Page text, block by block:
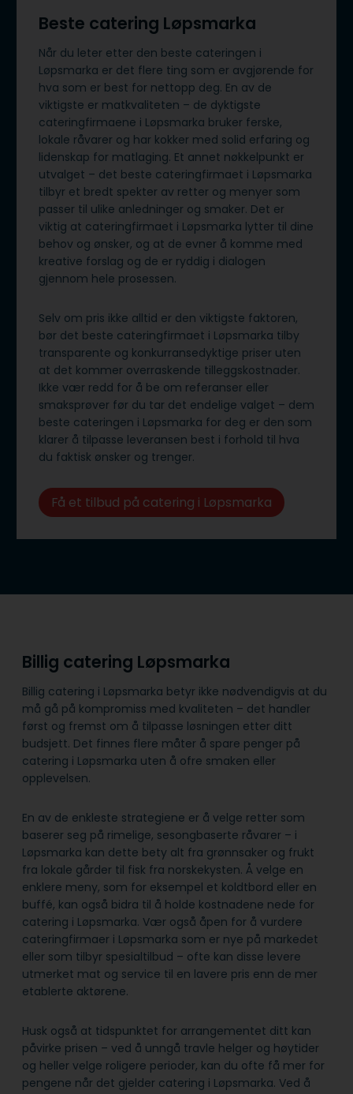
Beste catering Løpsmarka
Når du leter etter den beste cateringen i
Løpsmarka er det flere ting som er avgjørende for
hva som er best for nettopp deg. En av de
viktigste er matkvaliteten – de dyktigste
cateringfirmaene i Løpsmarka bruker ferske,
lokale råvarer og har kokker med solid erfaring og
lidenskap for matlaging. Et annet nøkkelpunkt er
utvalget – det beste cateringfirmaet i Løpsmarka
tilbyr et bredt spekter av retter og menyer som
passer til ulike anledninger og smaker. Det er
viktig at cateringfirmaet i Løpsmarka lytter til dine
behov og ønsker, og at de evner å komme med
kreative forslag og de er ryddig i dialogen
gjennom hele prosessen.
Selv om pris ikke alltid er den viktigste faktoren,
bør det beste cateringfirmaet i Løpsmarka tilby
transparente og konkurransedyktige priser uten
at det kommer overraskende tilleggskostnader.
Ikke vær redd for å be om referanser eller
smaksprøver før du tar det endelige valget – dem
beste cateringen i Løpsmarka for deg er den som
klarer å tilpasse leveransen best i forhold til hva
du faktisk ønsker og trenger.
Få et tilbud på catering i Løpsmarka
Billig catering Løpsmarka
Billig catering i Løpsmarka betyr ikke nødvendigvis at du
må gå på kompromiss med kvaliteten – det handler
først og fremst om å tilpasse løsningen etter ditt
budsjett. Det finnes flere måter å spare penger på
catering i Løpsmarka uten å ofre smaken eller
opplevelsen.
En av de enkleste strategiene er å velge retter som
baserer seg på rimelige, sesongbaserte råvarer – i
Løpsmarka kan dette bety alt fra grønnsaker og frukt
fra lokale gårder til fisk fra norskekysten. Å velge en
enklere meny, som for eksempel et koldtbord eller en
buffé, kan også bidra til å holde kostnadene nede for
catering i Løpsmarka. Vær også åpen for å vurdere
cateringfirmaer i Løpsmarka som er nye på markedet
eller som tilbyr spesialtilbud – ofte kan disse levere
utmerket mat og service til en lavere pris enn de mer
etablerte aktørene.
Husk også at tidspunktet for arrangementet ditt kan
påvirke prisen – ved å unngå travle helger og høytider
og heller velge roligere perioder, kan du ofte få mer for
pengene når det gjelder catering i Løpsmarka. Ved å